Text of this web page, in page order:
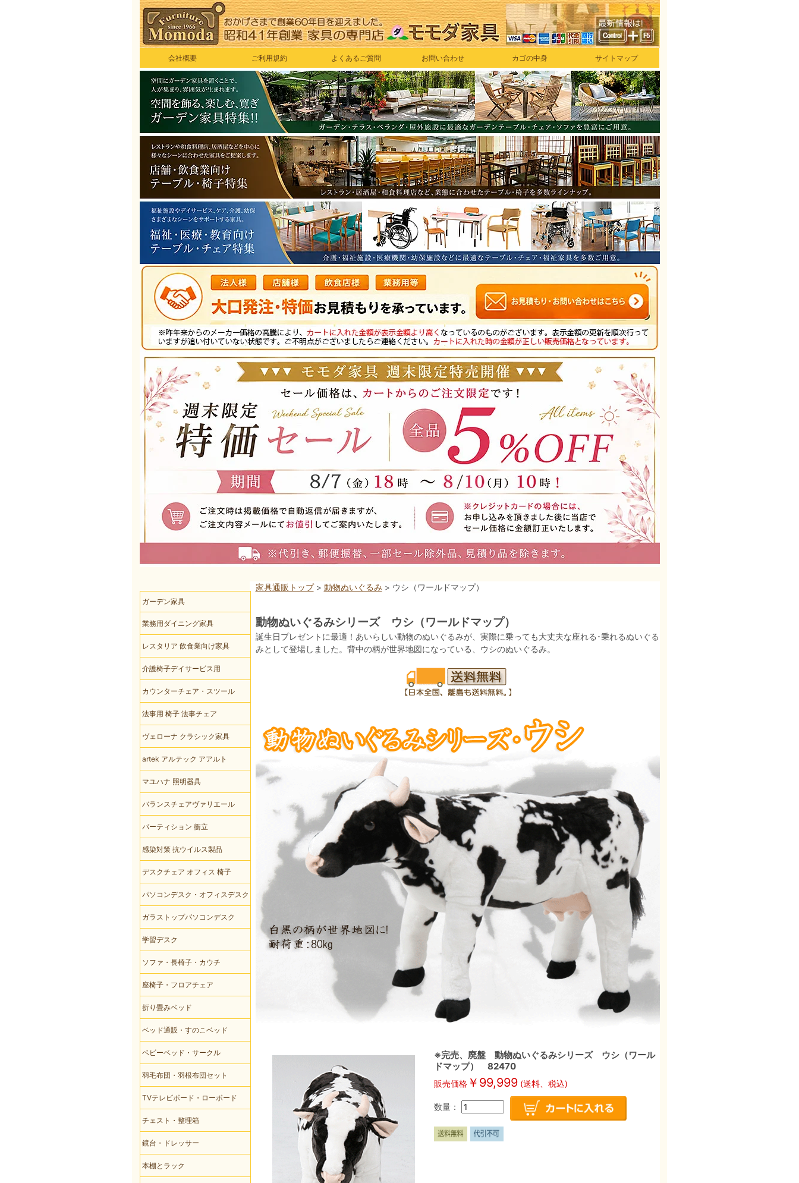
会社概要 ご利用規約 よくあるご質問 お問い合わせ カゴの中身 サイトマップ
家具通販トップ> 動物ぬいぐるみ > ウシ（ワールドマップ）
動物ぬいぐるみシリーズ ウシ（ワールドマップ）
誕生日プレゼントに最適！あいらしい動物のぬいぐるみが、実際に乗っても大丈夫な座れる･乗れるぬいぐる
みとして登場しました。背中の柄が世界地図になっている、ウシのぬいぐるみ。
※完売、廃盤 動物ぬいぐるみシリーズ ウシ（ワール
ドマップ） 82470
販売価格￥ 99,999(送料、税込)
数量：
ガーデン家具
業務用ダイニング家具
レスタリア 飲食業向け家具
介護椅子デイサービス用
カウンターチェア・スツール
法事用 椅子 法事チェア
ヴェローナ クラシック家具
artek アルテック アアルト
マユハナ 照明器具
バランスチェアヴァリエール
パーティション 衝立
感染対策 抗ウイルス製品
デスクチェア オフィス 椅子
パソコンデスク・オフィスデスク
ガラストップパソコンデスク
学習デスク
ソファ・長椅子・カウチ
座椅子・フロアチェア
折り畳みベッド
ベッド通販・すのこベッド
ベビーベッド・サークル
羽毛布団・羽根布団セット
TVテレビボード・ローボード
チェスト・整理箱
鏡台・ドレッサー
本棚とラック